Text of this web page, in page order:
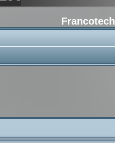
Francotech